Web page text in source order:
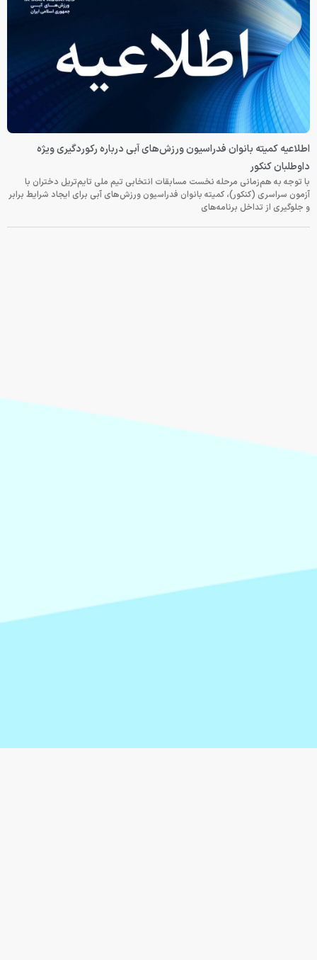
اطلاعیه کمیته بانوان فدراسیون ورزش‌های آبی درباره رکوردگیری ویژه
داوطلبان کنکور
با توجه به هم‌زمانی مرحله نخست مسابقات انتخابی تیم ملی تایم‌تریل دختران با
آزمون سراسری (کنکور)، کمیته بانوان فدراسیون ورزش‌های آبی برای ایجاد شرایط برابر
و جلوگیری از تداخل برنامه‌های